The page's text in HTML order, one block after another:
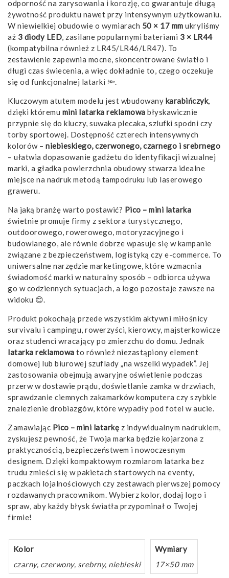
odporność na zarysowania i korozję, co gwarantuje długą
żywotność produktu nawet przy intensywnym użytkowaniu.
W niewielkiej obudowie o wymiarach 50 × 17 mm ukryliśmy
aż 3 diody LED, zasilane popularnymi bateriami 3 × LR44
(kompatybilna również z LR45/LR46/LR47). To
zestawienie zapewnia mocne, skoncentrowane światło i
długi czas świecenia, a więc dokładnie to, czego oczekuje
się od funkcjonalnej latarki 🔦.
Kluczowym atutem modelu jest wbudowany karabińczyk,
dzięki któremu mini latarka reklamowa błyskawicznie
przypnie się do kluczy, suwaka plecaka, szlufki spodni czy
torby sportowej. Dostępność czterech intensywnych
kolorów – niebieskiego, czerwonego, czarnego i srebrnego
– ułatwia dopasowanie gadżetu do identyfikacji wizualnej
marki, a gładka powierzchnia obudowy stwarza idealne
miejsce na nadruk metodą tampodruku lub laserowego
graweru.
Na jaką branżę warto postawić? Pico – mini latarka
świetnie promuje firmy z sektora turystycznego,
outdoorowego, rowerowego, motoryzacyjnego i
budowlanego, ale równie dobrze wpasuje się w kampanie
związane z bezpieczeństwem, logistyką czy e-commerce. To
uniwersalne narzędzie marketingowe, które wzmacnia
świadomość marki w naturalny sposób – odbiorca używa
go w codziennych sytuacjach, a logo pozostaje zawsze na
widoku 😊.
Produkt pokochają przede wszystkim aktywni miłośnicy
survivalu i campingu, rowerzyści, kierowcy, majsterkowicze
oraz studenci wracający po zmierzchu do domu. Jednak
latarka reklamowa to również niezastąpiony element
domowej lub biurowej szuflady „na wszelki wypadek”. Jej
zastosowania obejmują awaryjne oświetlenie podczas
przerw w dostawie prądu, doświetlanie zamka w drzwiach,
sprawdzanie ciemnych zakamarków komputera czy szybkie
znalezienie drobiazgów, które wypadły pod fotel w aucie.
Zamawiając Pico – mini latarkę z indywidualnym nadrukiem,
zyskujesz pewność, że Twoja marka będzie kojarzona z
praktycznością, bezpieczeństwem i nowoczesnym
designem. Dzięki kompaktowym rozmiarom latarka bez
trudu zmieści się w pakietach startowych na eventy,
paczkach lojalnościowych czy zestawach pierwszej pomocy
rozdawanych pracownikom. Wybierz kolor, dodaj logo i
spraw, aby każdy błysk światła przypominał o Twojej
firmie!
Kolor
czarny, czerwony, srebrny, niebieski
Wymiary
17×50 mm